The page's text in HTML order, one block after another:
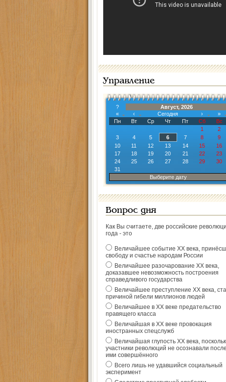
Управление
?
Август, 2026
«
‹ Сегодня ›
»
Пн
Вт Ср Чт Пт Сб
Вс
1
2
3
4 5 6 7 8
9
10
11 12 13 14 15
16
17
18 19 20 21 22
23
24
25 26 27 28 29
30
31
Выберите дату
Вопрос дня
Как Вы считаете, две российские
года - это
Величайшее событие ХХ века,
свободу и счастье народам России
Величайшее разочарование ХХ века,
доказавшее невозможность построения
справедливого государства
Величайшее преступление ХХ века,
причиной гибели миллионов людей
Величайшее в ХХ веке предательство
правящего класса
Величайшая в ХХ веке провокация
иностранных спецслужб
Величайшая глупость ХХ века,
участники революций не осознавали
ими совершённого
Всего лишь не удавшийся социальный
эксперимент